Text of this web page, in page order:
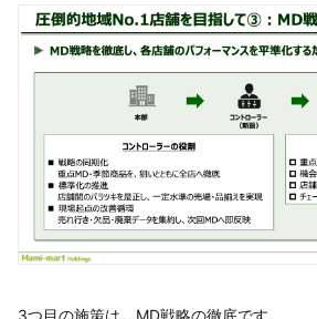
3つ目の施策は、MD戦略の徹底です。